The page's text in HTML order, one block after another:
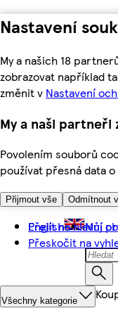
Nastavení
My a našich 18
zobrazovat například
změnit v Nastavení
My a naši partneři
Povolením souborů
používat přesná data
Přijmout vše Odmítnout
Přejít na hlavní
Přeskočit na
English Můj
Všechny kategorie